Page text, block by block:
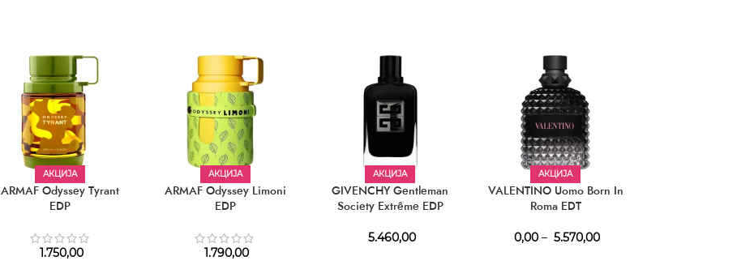
АКЦИЈА
ARMAF Odyssey Tyrant
EDP
1.750,00
АКЦИЈА
ARMAF Odyssey Limoni
EDP
1.790,00
АКЦИЈА
GIVENCHY Gentleman
Society Extrême EDP
5.460,00
АКЦИЈА
VALENTINO Uomo Born In
Roma EDT
0,00 – 5.570,00